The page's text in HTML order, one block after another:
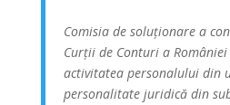
Comisia de soluționare a
Curții de Conturi a
activitatea personalului din
personalitate juridică din